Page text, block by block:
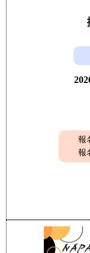
報
報